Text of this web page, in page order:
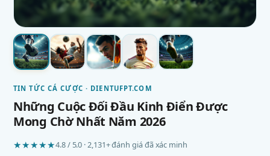
TIN TỨC CÁ CƯỢC · DIENTUFPT.COM
Những Cuộc Đối Đầu Kinh Điển Được
Mong Chờ Nhất Năm 2026
★★★★★4.8 / 5.0 · 2,131+ đánh giá đã xác minh